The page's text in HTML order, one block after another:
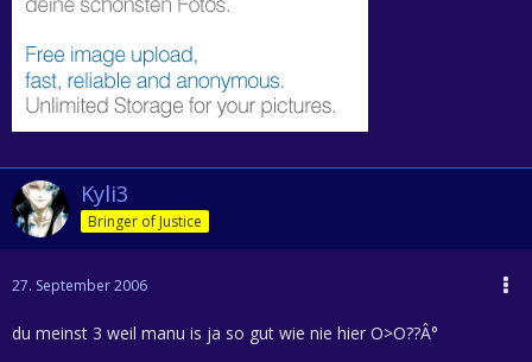
Kyli3
Bringer of Justice
27. September 2006
du meinst 3 weil manu is ja so gut wie nie hier O>O??Â°